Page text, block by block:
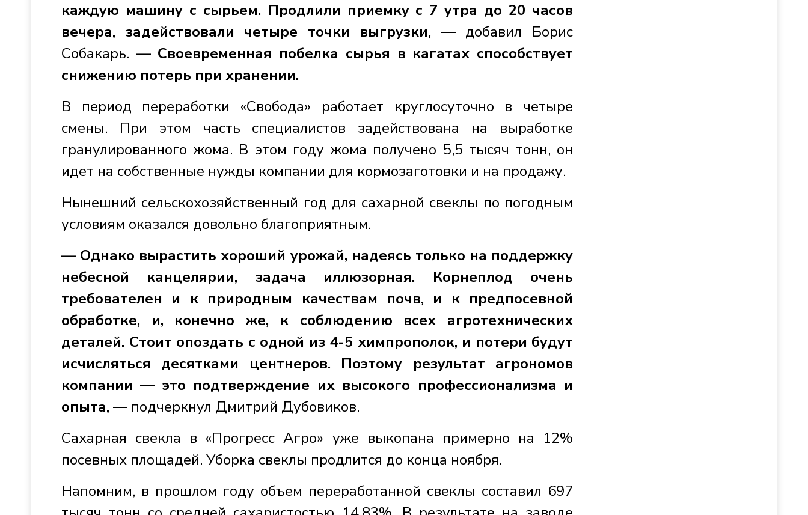
каждую машину с сырьем. Продлили приемку с 7 утра до 20 часов
вечера, задействовали четыре точки выгрузки, — добавил Борис
Собакарь. — Своевременная побелка сырья в кагатах способствует
снижению потерь при хранении.
В период переработки «Свобода» работает круглосуточно в четыре
смены. При этом часть специалистов задействована на выработке
гранулированного жома. В этом году жома получено 5,5 тысяч тонн, он
идет на собственные нужды компании для кормозаготовки и на продажу.
Нынешний сельскохозяйственный год для сахарной свеклы по погодным
условиям оказался довольно благоприятным.
— Однако вырастить хороший урожай, надеясь только на поддержку
небесной канцелярии, задача иллюзорная. Корнеплод очень
требователен и к природным качествам почв, и к предпосевной
обработке, и, конечно же, к соблюдению всех агротехнических
деталей. Стоит опоздать с одной из 4-5 химпрополок, и потери будут
исчисляться десятками центнеров. Поэтому результат агрономов
компании — это подтверждение их высокого профессионализма и
опыта, — подчеркнул Дмитрий Дубовиков.
Сахарная свекла в «Прогресс Агро» уже выкопана примерно на 12%
посевных площадей. Уборка свеклы продлится до конца ноября.
Напомним, в прошлом году объем переработанной свеклы составил 697